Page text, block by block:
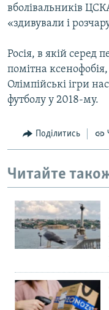
вболівальників
«здивували і
Росія, в якій серед
помітна
Олімпійські ігри
футболу у 2018-му.
Поділитись
Читайте